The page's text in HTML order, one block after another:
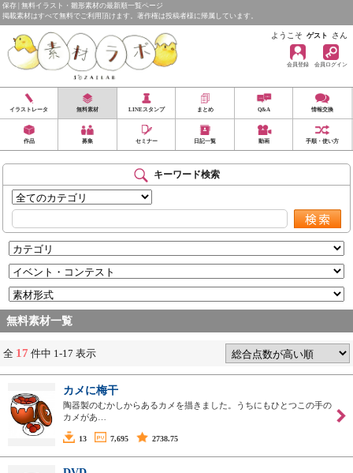
保存 | 無料イラスト・雛形素材の最新順一覧ページ
掲載素材はすべて無料でご利用頂けます。著作権は投稿者様に帰属しています。
ようこそ ゲスト さん
会員登録 会員ログイン
イラストレータ 無料素材 LINEスタンプ まとめ Q&A 情報交換
作品 募集 セミナー 日記一覧 動画 手順・使い方
キーワード検索
無料素材一覧
全 17 件中 1-17 表示
カメに梅干
陶器製のむかしからあるカメを描きました。うちにもひとつこの手の
カメがあ…
13 7,695 2738.75